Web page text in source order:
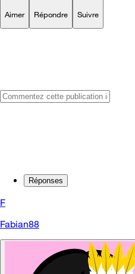
Aimer Répondre Suivre
Réponses
F
Fabian88